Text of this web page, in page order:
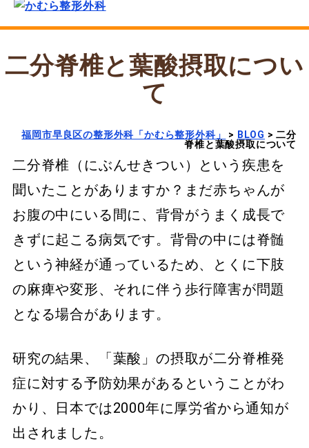
二分脊椎と葉酸摂取につい
て
福岡市早良区の整形外科「かむら整形外科」 > BLOG >二分
脊椎と葉酸摂取について
二分脊椎（にぶんせきつい）という疾患を
聞いたことがありますか？まだ赤ちゃんが
お腹の中にいる間に、背骨がうまく成長で
きずに起こる病気です。背骨の中には脊髄
という神経が通っているため、とくに下肢
の麻痺や変形、それに伴う歩行障害が問題
となる場合があります。
研究の結果、「葉酸」の摂取が二分脊椎発
症に対する予防効果があるということがわ
かり、日本では2000年に厚労省から通知が
出されました。